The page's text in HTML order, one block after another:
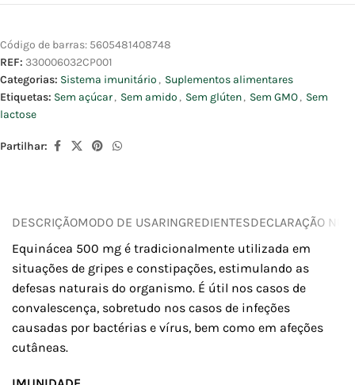
Código de barras: 5605481408748
REF: 330006032CP001
Categorias: Sistema imunitário , Suplementos alimentares
Etiquetas: Sem açúcar, Sem amido , Sem glúten, Sem GMO, Sem
lactose
Partilhar:
DESCRIÇÃOMODO DE USARINGREDIENTESDECLARAÇÃO
Equinácea 500 mg é tradicionalmente utilizada em
situações de gripes e constipações, estimulando as
defesas naturais do organismo. É útil nos casos de
convalescença, sobretudo nos casos de infeções
causadas por bactérias e vírus, bem como em afeções
cutâneas.